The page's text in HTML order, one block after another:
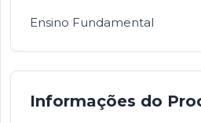
Ensino Fundamental
Informações do